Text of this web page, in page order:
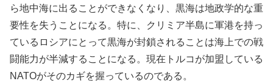
ら地中海に出ることができなくなり、黒海は地政学的な重
要性を失うことになる。特に、クリミア半島に軍港を持っ
ているロシアにとって黒海が封鎖されることは海上での戦
闘能力が半減することになる。現在トルコが加盟している
NATOがそのカギを握っているのである。